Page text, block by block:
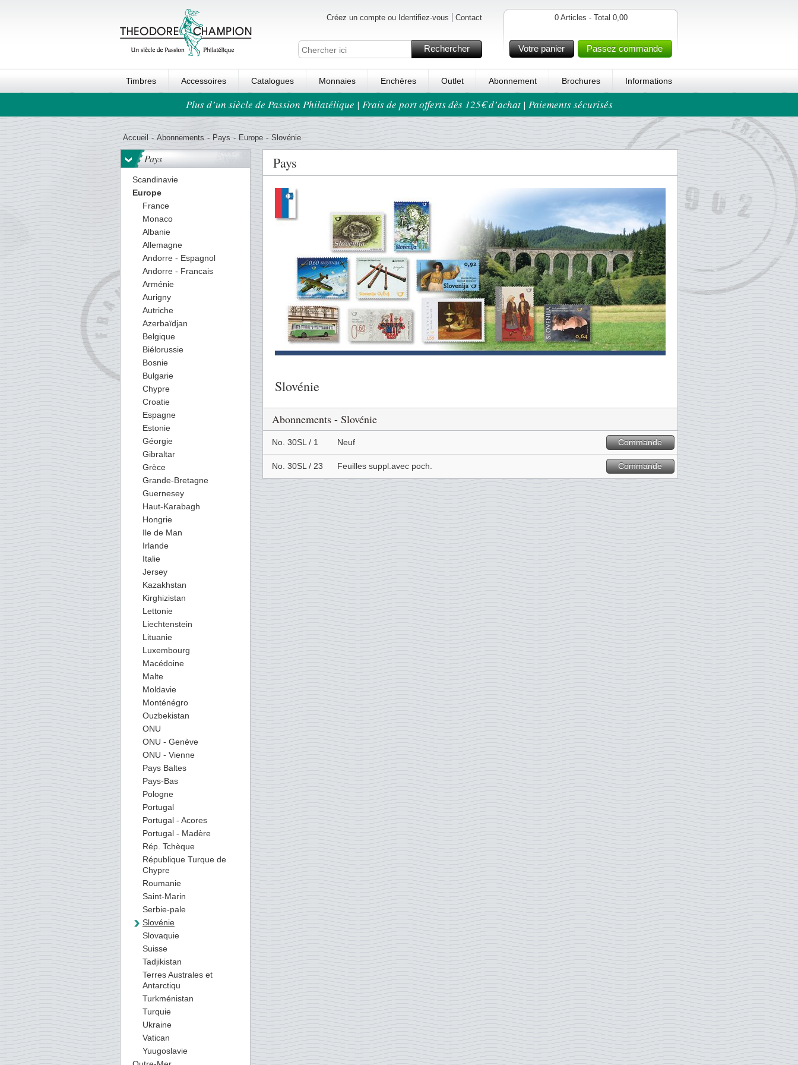
Créez un compte ou Identifiez-vous Contact
Rechercher
0 Articles - Total 0,00
Votre panier Passez commande
Timbres Accessoires Catalogues Monnaies Enchères Outlet Abonnement Brochures Informations
Ordre au panierPlus d’un siècle de Passion Philatélique | Frais de port offerts dès 125€ d’achat | Paiements sécurisés
Accueil - Abonnements - Pays - Europe - Slovénie
Pays
Scandinavie
Europe
France
Monaco
Albanie
Allemagne
Andorre - Espagnol
Andorre - Francais
Arménie
Aurigny
Autriche
Azerbaïdjan
Belgique
Biélorussie
Bosnie
Bulgarie
Chypre
Croatie
Espagne
Estonie
Géorgie
Gibraltar
Grèce
Grande-Bretagne
Guernesey
Haut-Karabagh
Hongrie
Ile de Man
Irlande
Italie
Jersey
Kazakhstan
Kirghizistan
Lettonie
Liechtenstein
Lituanie
Luxembourg
Macédoine
Malte
Moldavie
Monténégro
Ouzbekistan
ONU
ONU - Genève
ONU - Vienne
Pays Baltes
Pays-Bas
Pologne
Portugal
Portugal - Acores
Portugal - Madère
Rép. Tchèque
République Turque de
Chypre
Roumanie
Saint-Marin
Serbie-pale
Slovénie
Slovaquie
Suisse
Tadjikistan
Terres Australes et
Antarctiqu
Turkménistan
Turquie
Ukraine
Vatican
Yuugoslavie
Pays
Slovénie
Abonnements - Slovénie
No. 30SL / 1 Neuf Commande
No. 30SL / 23 Feuilles suppl.avec poch. Commande